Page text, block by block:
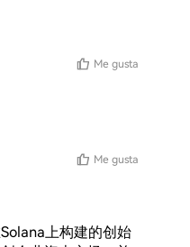
Me gusta
Me gusta
上构建的创始